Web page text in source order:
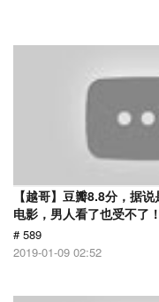
【越哥】豆瓣8.8分，据
电影，男人看了也受不了！
# 589
2019-01-09 02:52